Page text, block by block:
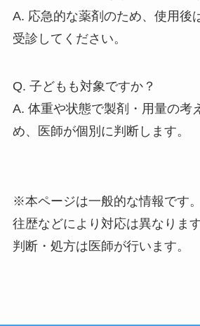
A. 応急的な薬剤のため、使用後
受診してください。
Q. 子どもも対象ですか？
A. 体重や状態で製剤・用量の考
め、医師が個別に判断します。
※本ページは一般的な情報です
往歴などにより対応は異なりま
判断・処方は医師が行います。